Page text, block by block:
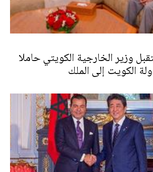
وزير الخارجية الكويتي حاملا
الكويت إلى الملك